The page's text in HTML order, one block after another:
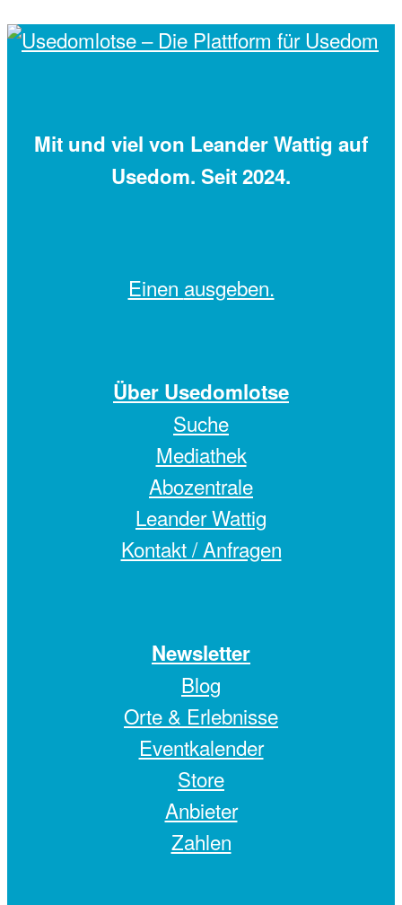
Mit und viel von Leander Wattig auf
Usedom. Seit 2024.
Einen ausgeben.
Über Usedomlotse
Suche
Mediathek
Abozentrale
Leander Wattig
Kontakt / Anfragen
Newsletter
Blog
Orte & Erlebnisse
Eventkalender
Store
Anbieter
Zahlen